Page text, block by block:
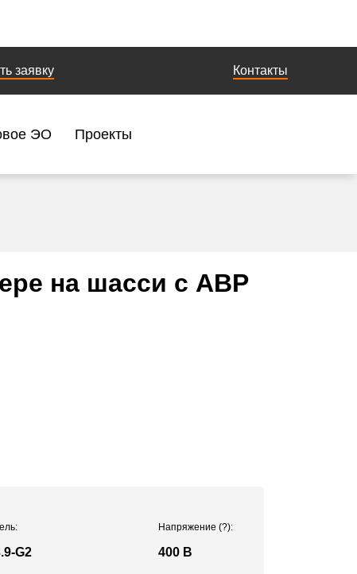
заявку Контакты
ЭО Проекты
на шасси с АВР
G2
Напряжение(?):
400 В